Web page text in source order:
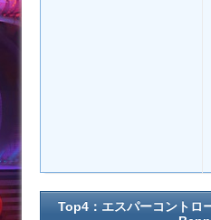
Top4：エスパーコント